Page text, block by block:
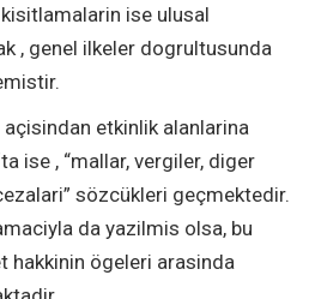
ise ulusal
, genel ilkeler dogrultusunda
etkinlik alanlarina
ise , “mallar, vergiler, diger
sözcükleri geçmektedir.
da yazilmis olsa, bu
hakkinin ögeleri arasinda